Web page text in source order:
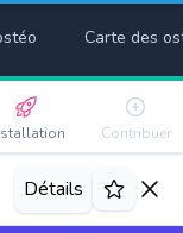
Carte des
Contribuer
Détails